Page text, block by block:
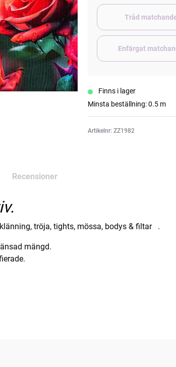
Enfärgat
Finns i lager
Minsta beställning: 0.5 m
Artikelnr: ZZ1982
Recensioner
tröja, tights, mössa, bodys & filtar .
mängd.